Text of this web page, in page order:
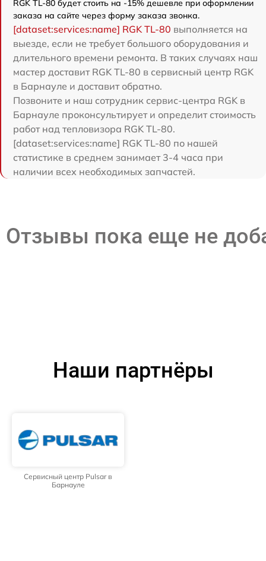
RGK TL-80 будет стоить на -15% дешевле при оформлении
заказа на сайте через форму заказа звонка.
[dataset:services:name] RGK TL-80 выполняется на
выезде, если не требует большого оборудования и
длительного времени ремонта. В таких случаях наш
мастер доставит RGK TL-80 в сервисный центр RGK
в Барнауле и доставит обратно.
Позвоните и наш сотрудник сервис-центра RGK в
Барнауле проконсультирует и определит стоимость
работ над тепловизора RGK TL-80.
[dataset:services:name] RGK TL-80 по нашей
статистике в среднем занимает 3-4 часа при
наличии всех необходимых запчастей.
Отзывы пока еще не
Наши партнёры
Сервисный центр Pulsar в
Барнауле